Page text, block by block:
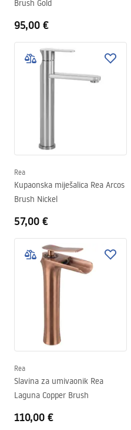
Brush Gold
95,00 €
Rea
Kupaonska miješalica Rea Arcos
Brush Nickel
57,00 €
Rea
Slavina za umivaonik Rea
Laguna Copper Brush
110,00 €